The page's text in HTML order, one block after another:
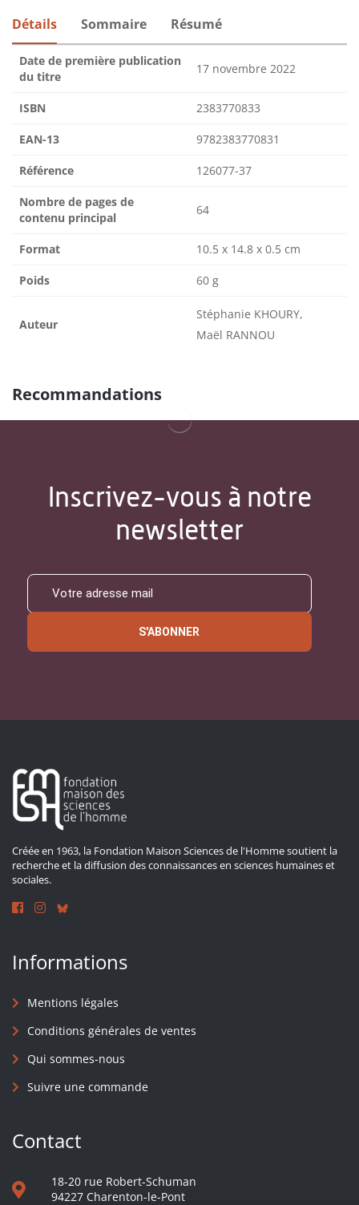
Détails Sommaire Résumé
Date de première publication
du titre
17 novembre 2022
ISBN 2383770833
EAN-13 9782383770831
Référence 126077-37
Nombre de pages de
contenu principal
64
Format 10.5 x 14.8 x 0.5 cm
Poids 60 g
Auteur
Stéphanie KHOURY,
Maël RANNOU
Recommandations
Inscrivez-vous à notre
newsletter
S'ABONNER
Créée en 1963, la Fondation Maison Sciences de l'Homme soutient la
recherche et la diffusion des connaissances en sciences humaines et
sociales.
Informations
Mentions légales
Conditions générales de ventes
Qui sommes-nous
Suivre une commande
Contact
18-20 rue Robert-Schuman
94227 Charenton-le-Pont